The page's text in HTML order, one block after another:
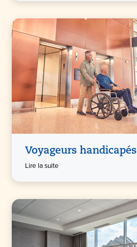
Voyageurs handicapés
Lire la suite